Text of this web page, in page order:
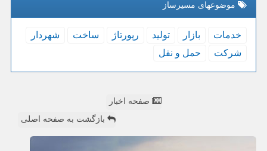
موضوعهای مسیرساز
خدمات بازار تولید رپورتاژ ساخت
شهردار
شركت
حمل و نقل
صفحه اخبار
بازگشت به صفحه اصلی